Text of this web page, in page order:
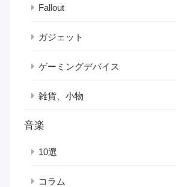
Fallout
ガジェット
ゲーミングデバイス
雑貨、小物
音楽
10選
コラム